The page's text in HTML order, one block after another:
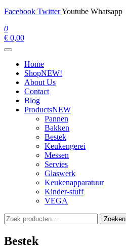
Facebook TwitterYoutube Whatsapp
0
€ 0,00
Home
ShopNEW!
About Us
Contact
Blog
ProductsNEW
Pannen
Bakken
Bestek
Keukengerei
Messen
Servies
Glaswerk
Keukenapparatuur
Kinder-stuff
VEGA
Zoeken
naar:
Zoeken
Bestek